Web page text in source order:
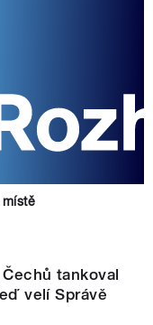
tankoval
velí Správě